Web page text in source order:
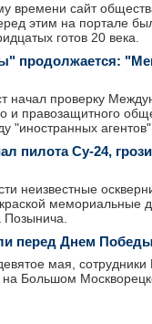
времени сайт
этим на портале
готов 20 века.
продолжается:
проверку
и правозащитного
"иностранных агентов".
пилота Су-24,
неизвестные
мемориальные
перед Днем Победы
мая, сотрудники
Большом